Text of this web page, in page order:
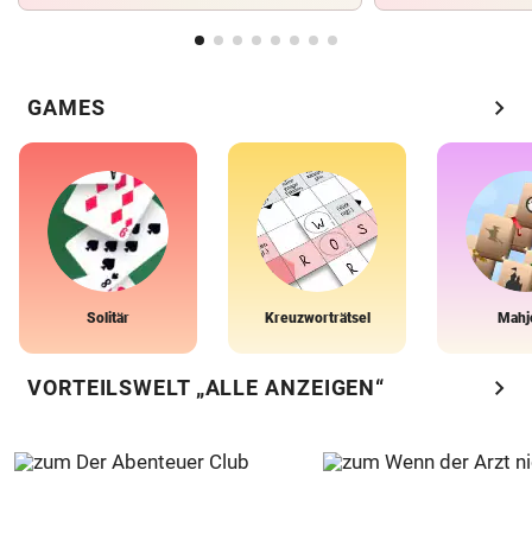
GAMES chevron_right
Solitär Kreuzworträtsel
VORTEILSWELT „ALLE ANZEIGEN“ chevron_right